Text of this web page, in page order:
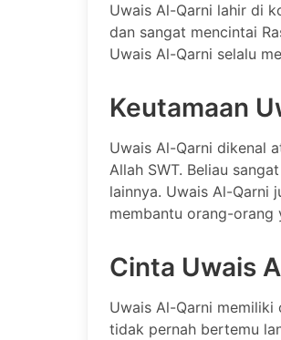
Uwais Al-Qarni lahir di
dan sangat mencintai
Uwais Al-Qarni selalu
Keutamaan
Uwais Al-Qarni dikenal
Allah SWT. Beliau
lainnya. Uwais Al-Qarni
membantu orang-orang
Cinta Uwais
Uwais Al-Qarni memiliki
tidak pernah bertemu